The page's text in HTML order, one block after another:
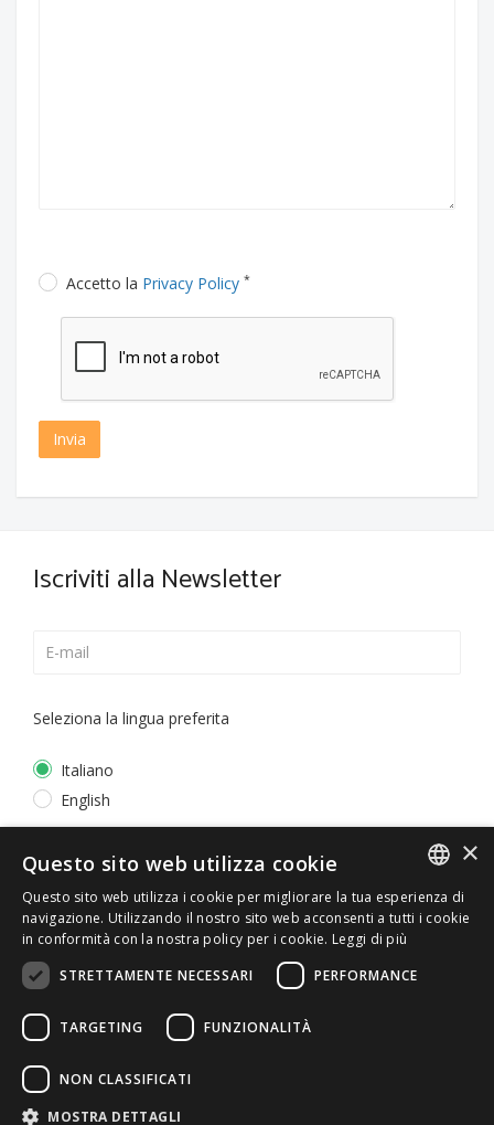
Accetto la Privacy Policy *
Invia
Iscriviti alla Newsletter
Seleziona la lingua preferita
Italiano
English
© 2026 ERGA srl - P.IVA 11173870152 | HALIDON srl -
ITALIAN
×
Questo sito web utilizza cookie
Questo sito web utilizza i cookie per migliorare la tua esperienza di
navigazione. Utilizzando il nostro sito web acconsenti a tutti i cookie
in conformità con la nostra policy per i cookie. Leggi di più
STRETTAMENTE NECESSARI
PERFORMANCE
TARGETING FUNZIONALITÀ
NON CLASSIFICATI
MOSTRA DETTAGLI